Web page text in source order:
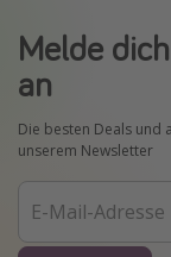
Melde
an
Die besten Deals und
unserem Newsletter